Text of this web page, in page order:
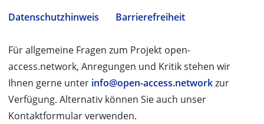
Datenschutzhinweis
Barrierefreiheit
Für allgemeine Fragen zum Projekt open-
access.network, Anregungen und Kritik stehen wir
Ihnen gerne unter info@open-access.networkzur
Verfügung. Alternativ können Sie auch unser
Kontaktformular verwenden.